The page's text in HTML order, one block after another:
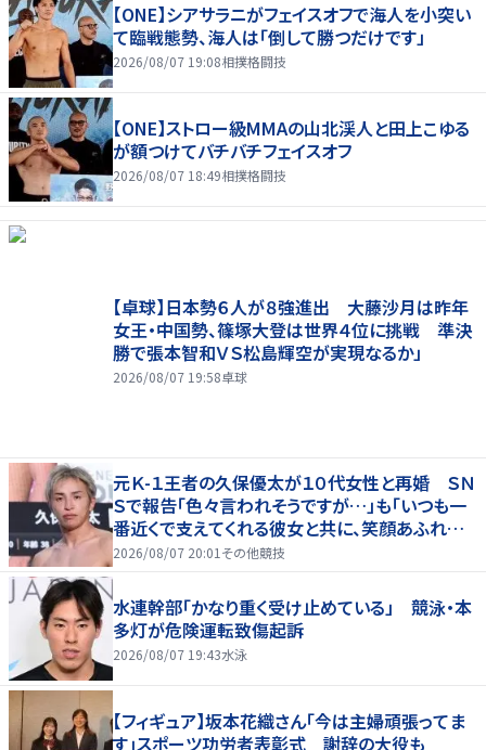
【ONE】シアサラニがフェイスオフで海人を小突い
て臨戦態勢、海人は「倒して勝つだけです」
2026/08/07 19:08相撲格闘技
【ONE】ストロー級MMAの山北渓人と田上こゆる
が額つけてバチバチフェイスオフ
2026/08/07 18:49相撲格闘技
【卓球】日本勢６人が８強進出 大藤沙月は昨年
女王・中国勢、篠塚大登は世界４位に挑戦 準決
勝で張本智和ＶＳ松島輝空が実現なるか」
2026/08/07 19:58卓球
元Ｋ-１王者の久保優太が１０代女性と再婚 ＳＮ
Ｓで報告「色々言われそうですが…」も「いつも一
番近くで支えてくれる彼女と共に、笑顔あふれる
家庭を築いていきたい」
2026/08/07 20:01 その他競技
水連幹部「かなり重く受け止めている」 競泳・本
多灯が危険運転致傷起訴
2026/08/07 19:43水泳
【フィギュア】坂本花織さん「今は主婦頑張ってま
す」スポーツ功労者表彰式 謝辞の大役も